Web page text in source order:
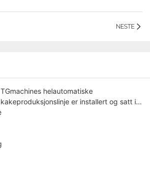
NESTE
TGmachines helautomatiske
kakeproduksjonslinje er installert og satt i
drift – Smart bakeriautomatisering for